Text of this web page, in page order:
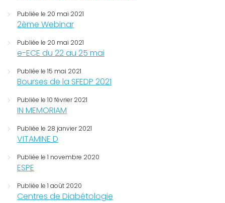
Publiée le 20 mai 2021
2ème Webinar
Publiée le 20 mai 2021
e-ECE du 22 au 25 mai
Publiée le 15 mai 2021
Bourses de la SFEDP 2021
Publiée le 10 février 2021
IN MEMORIAM
Publiée le 28 janvier 2021
VITAMINE D
Publiée le 1 novembre 2020
ESPE
Publiée le 1 août 2020
Centres de Diabétologie